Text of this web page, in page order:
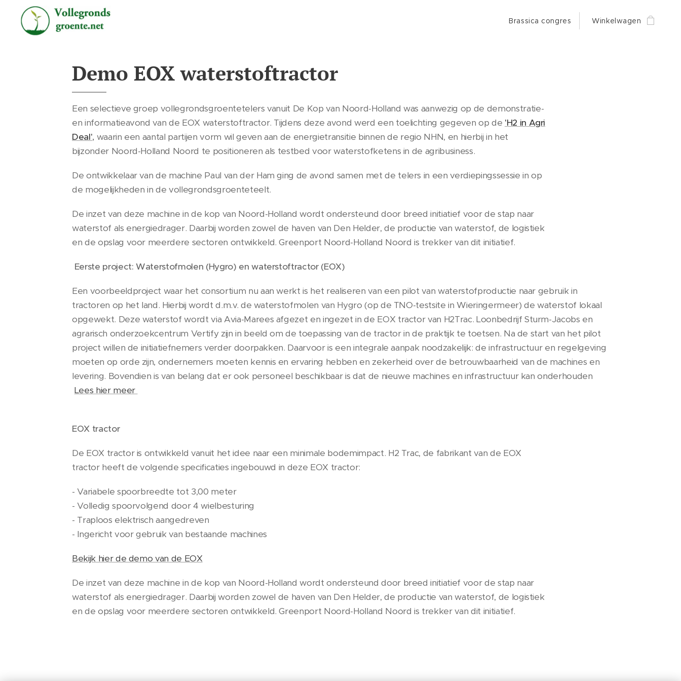
Brassica congres Winkelwagen
Demo EOX waterstoftractor
Een selectieve groep vollegrondsgroentetelers vanuit De Kop van Noord-Holland was aanwezig op de demonstratie-
en informatieavond van de EOX waterstoftractor. Tijdens deze avond werd een toelichting gegeven op de 'H2 in Agri
Deal', waarin een aantal partijen vorm wil geven aan de energietransitie binnen de regio NHN, en hierbij in het
bijzonder Noord-Holland Noord te positioneren als testbed voor waterstofketens in de agribusiness.
De ontwikkelaar van de machine Paul van der Ham ging de avond samen met de telers in een verdiepingssessie in op
de mogelijkheden in de vollegrondsgroenteteelt.
De inzet van deze machine in de kop van Noord-Holland wordt ondersteund door breed initiatief voor de stap naar
waterstof als energiedrager. Daarbij worden zowel de haven van Den Helder, de productie van waterstof, de logistiek
en de opslag voor meerdere sectoren ontwikkeld. Greenport Noord-Holland Noord is trekker van dit initiatief.
Eerste project: Waterstofmolen (Hygro) en waterstoftractor (EOX)
Een voorbeeldproject waar het consortium nu aan werkt is het realiseren van een pilot van waterstofproductie naar gebruik in
tractoren op het land. Hierbij wordt d.m.v. de waterstofmolen van Hygro (op de TNO-testsite in Wieringermeer) de waterstof lokaal
opgewekt. Deze waterstof wordt via Avia-Marees afgezet en ingezet in de EOX tractor van H2Trac. Loonbedrijf Sturm-Jacobs en
agrarisch onderzoekcentrum Vertify zijn in beeld om de toepassing van de tractor in de praktijk te toetsen. Na de start van het pilot
project willen de initiatiefnemers verder doorpakken. Daarvoor is een integrale aanpak noodzakelijk: de infrastructuur en regelgeving
moeten op orde zijn, ondernemers moeten kennis en ervaring hebben en zekerheid over de betrouwbaarheid van de machines en
levering. Bovendien is van belang dat er ook personeel beschikbaar is dat de nieuwe machines en infrastructuur kan onderhouden
Lees hier meer
EOX tractor
De EOX tractor is ontwikkeld vanuit het idee naar een minimale bodemimpact. H2 Trac, de fabrikant van de EOX
tractor heeft de volgende specificaties ingebouwd in deze EOX tractor:
- Variabele spoorbreedte tot 3,00 meter
- Volledig spoorvolgend door 4 wielbesturing
- Traploos elektrisch aangedreven
- Ingericht voor gebruik van bestaande machines
Bekijk hier de demo van de EOX
De inzet van deze machine in de kop van Noord-Holland wordt ondersteund door breed initiatief voor de stap naar
waterstof als energiedrager. Daarbij worden zowel de haven van Den Helder, de productie van waterstof, de logistiek
en de opslag voor meerdere sectoren ontwikkeld. Greenport Noord-Holland Noord is trekker van dit initiatief.